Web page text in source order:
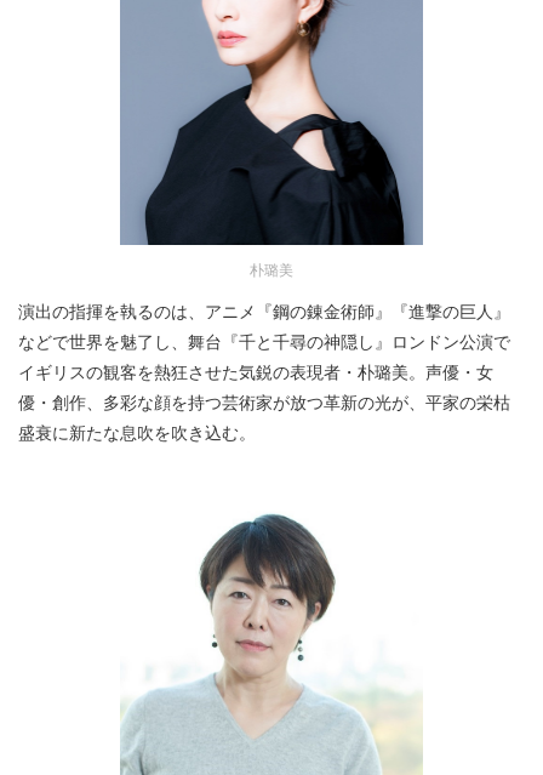
朴璐美
演出の指揮を執るのは、アニメ『鋼の錬金術師』『進撃の巨人』
などで世界を魅了し、舞台『千と千尋の神隠し』ロンドン公演で
イギリスの観客を熱狂させた気鋭の表現者・朴璐美。声優・女
優・創作、多彩な顔を持つ芸術家が放つ革新の光が、平家の栄枯
盛衰に新たな息吹を吹き込む。